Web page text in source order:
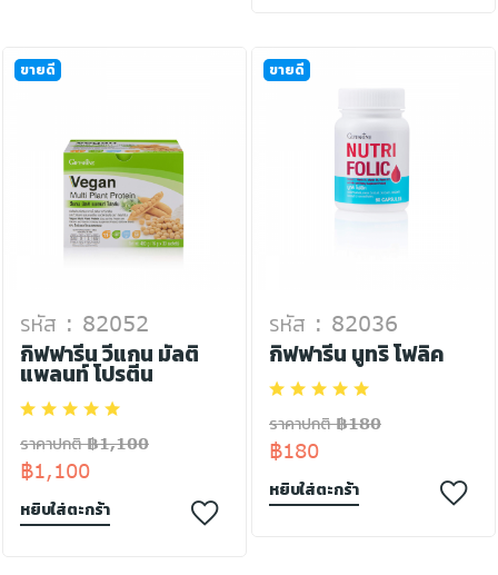
ขายดี
รหัส : 82052
กิฟฟารีน วีแกน มัลติ
แพลนท์ โปรตีน
ราคาปกติ ฿1,100
฿1,100
หยิบใส่ตะกร้า
ขายดี
รหัส : 82036
กิฟฟารีน นูทริ โฟลิค
ราคาปกติ ฿180
฿180
หยิบใส่ตะกร้า